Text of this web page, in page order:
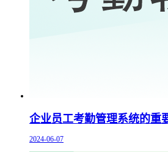
企业员工考勤管理系统的重
2024-06-07